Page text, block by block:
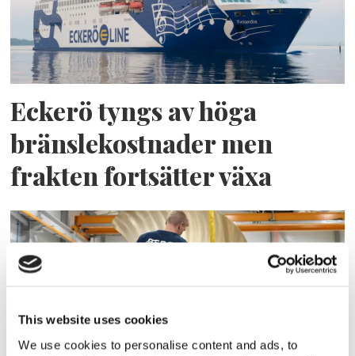
This website uses cookies
We use cookies to personalise content and ads, to
Eckerö tyngs av höga
bränslekostnader men
frakten fortsätter växa